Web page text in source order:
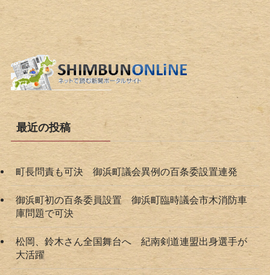
最近の投稿
町長問責も可決 御浜町議会異例の百条委設置連発
御浜町初の百条委員設置 御浜町臨時議会市木消防車
庫問題で可決
松岡、鈴木さん全国舞台へ 紀南剣道連盟出身選手が
大活躍